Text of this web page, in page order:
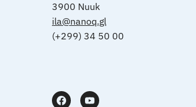
3900 Nuuk
ila@nanoq.gl
(+299) 34 50 00